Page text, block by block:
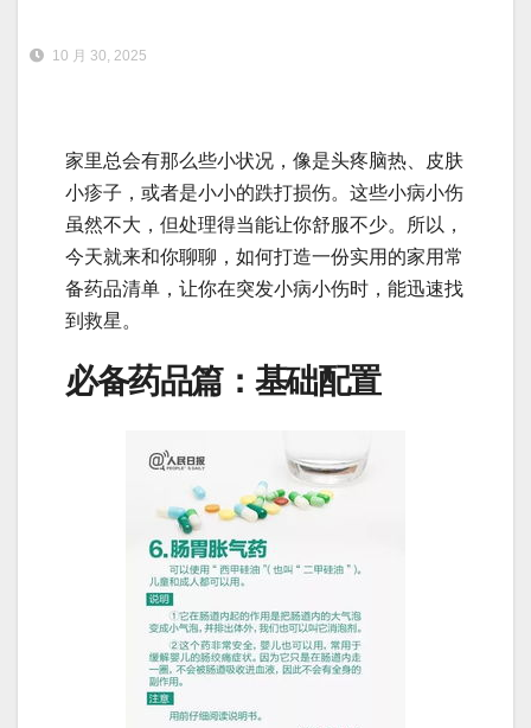
10 月 30, 2025
家里总会有那么些小状况，像是头疼脑热、皮肤
小疹子，或者是小小的跌打损伤。这些小病小伤
虽然不大，但处理得当能让你舒服不少。所以，
今天就来和你聊聊，如何打造一份实用的家用常
备药品清单，让你在突发小病小伤时，能迅速找
到救星。
必备药品篇：基础配置